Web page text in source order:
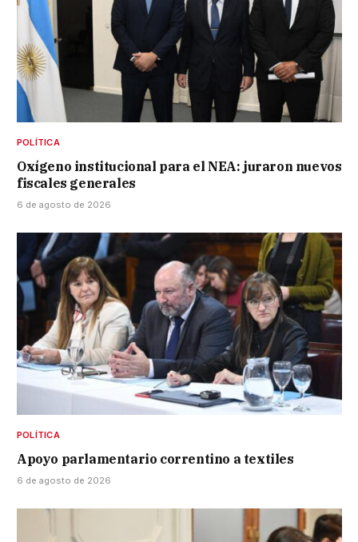
POLÍTICA
Oxígeno institucional para el NEA: juraron nuevos
fiscales generales
6 de agosto de 2026
POLÍTICA
Apoyo parlamentario correntino a textiles
6 de agosto de 2026